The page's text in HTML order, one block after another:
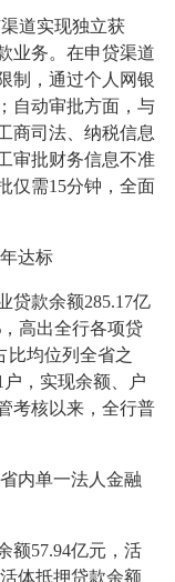
道实现独立获
业务。在申贷渠道
制，通过个人网银
自动审批方面，与
商司法、纳税信息
审批财务信息不准
仅需15分钟，全面
达标
款余额285.17亿
高出全行各项贷
比均位列全省之
户，实现余额、户
考核以来，全行普
内单一法人金融
57.94亿元，活
体抵押贷款余额